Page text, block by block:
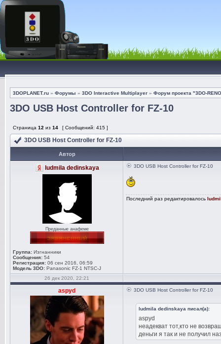
3DOPLANET.ru » Форумы » 3DO Interactive Multiplayer » Форум проекта "3DO-
3DO USB Host Controller for FZ-10
Страница 12 из 14 [ Сообщений: 415 ]
3DO USB Host Controller for FZ-10
Автор
ludmila dedinskaya
Преданные анафеме
Группа: Изгнанники
Сообщения: 54
Регистрация: 06 сен 2016, 06:59
Модель 3DO: Panasonic FZ-1 NTSC-J
3DO USB Host Controller for FZ-10
Последний раз редактировалось
26 дек 2020, 22:21
aspyd 3DO USB Host Controller for FZ-10
ludmila dedinskaya писал(а):
aspyd
неадекват тот,кто не
деньги я так и не получил